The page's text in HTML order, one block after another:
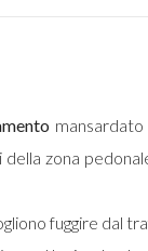
zona
fuggire dal